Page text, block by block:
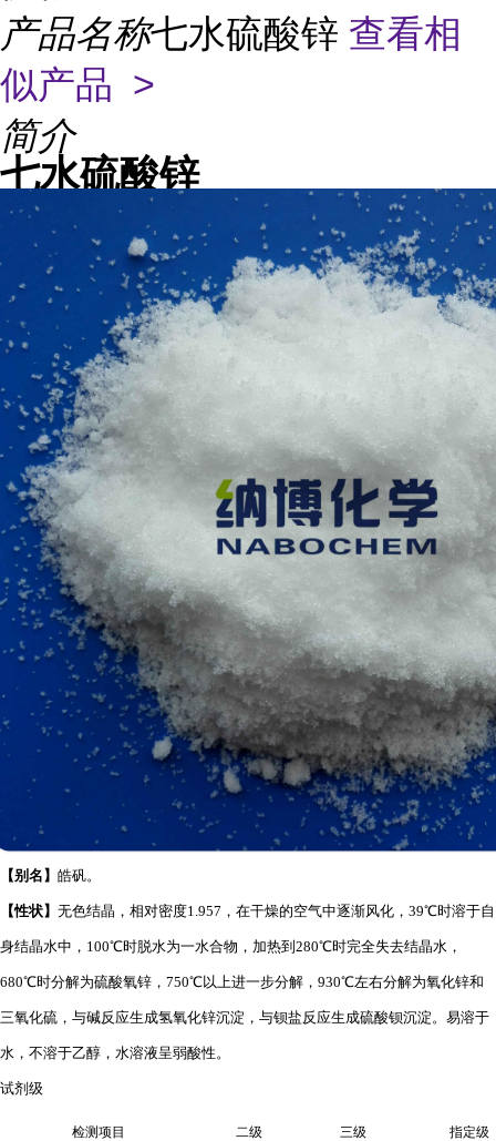
产品名称七水硫酸锌 查看相
似产品 >
简介
七水硫酸锌
【别名 】 皓矾。
【性状】 无色结晶，相对密度1.957，在干燥的空气中逐渐风化，39℃时溶于自
身结晶水中，100℃时脱水为一水合物，加热到280℃时完全失去结晶水，
680℃时分解为硫酸氧锌，750℃以上进一步分解，930℃左右分解为氧化锌和
三氧化硫，与碱反应生成氢氧化锌沉淀，与钡盐反应生成硫酸钡沉淀。易溶于
水，不溶于乙醇，水溶液呈弱酸性。
试剂级
检测项目 二级 三级 指定级